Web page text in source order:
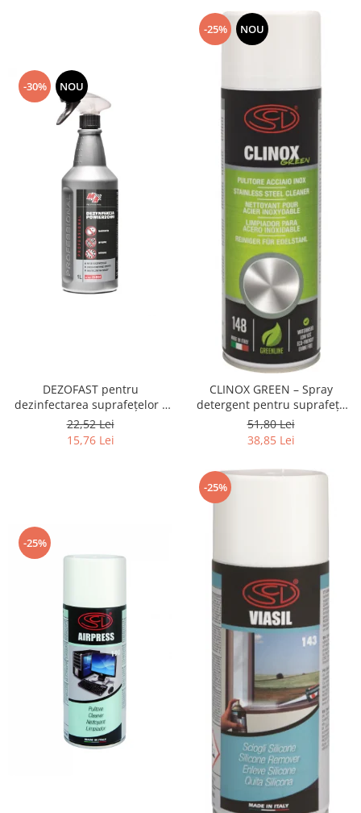
-30% NOU
DEZOFAST pentru
dezinfectarea suprafețelor -
pulverizator 1 L
22,52 Lei
15,76 Lei
-25% NOU
CLINOX GREEN – Spray
detergent pentru suprafețe
din oțel inoxidabil sau
cromate, 500 ml
51,80 Lei
38,85 Lei
-25%
-25%